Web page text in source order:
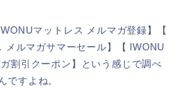
マットレス メルマガ登録】【
メルマガサマーセール】【 IWONU
割引クーポン】という感じで調べ
ですよね。